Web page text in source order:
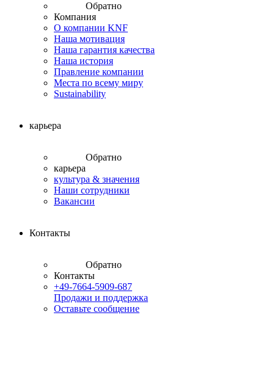
Обратно
Компания
О компании KNF
Наша мотивация
Наша гарантия качества
Наша история
Правление компании
Места по всему миру
Sustainability
карьера
Обратно
карьера
культура & значения
Наши сотрудники
Вакансии
Контакты
Обратно
Контакты
+49-7664-5909-687
Продажи и поддержка
Оставьте сообщение